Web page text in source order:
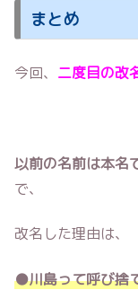
まとめ
今回、 二度目の改
以前の名前は本名
で、
改名した理由は、
●川島って呼び捨